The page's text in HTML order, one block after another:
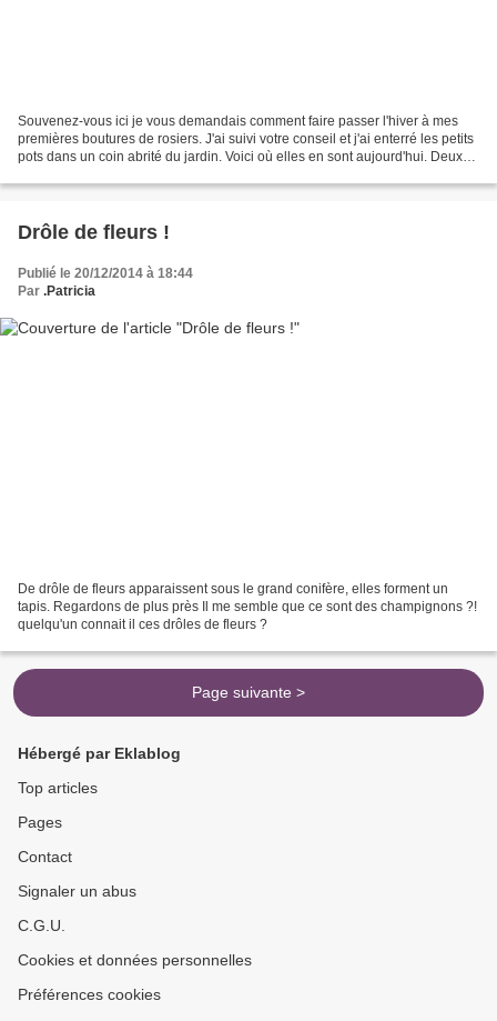
Souvenez-vous ici je vous demandais comment faire passer l'hiver à mes
premières boutures de rosiers. J'ai suivi votre conseil et j'ai enterré les petits
pots dans un coin abrité du jardin. Voici où elles en sont aujourd'hui. Deux
Drôle de fleurs !
Publié le 20/12/2014 à 18:44
Par .Patricia
De drôle de fleurs apparaissent sous le grand conifère, elles forment un
tapis. Regardons de plus près Il me semble que ce sont des champignons ?!
quelqu'un connait il ces drôles de fleurs ?
Page suivante >
Hébergé par Eklablog
Top articles
Pages
Contact
Signaler un abus
C.G.U.
Cookies et données personnelles
Préférences cookies